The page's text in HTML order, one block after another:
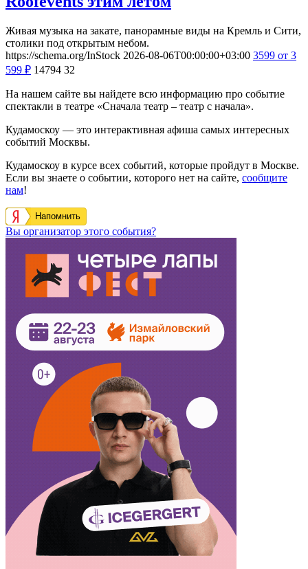
Живая музыка на закате, панорамные виды на Кремль и Сити,
столики под открытым небом.
https://schema.org/InStock 2026-08-06T00:00:00+03:00 3599 от 3
599 ₽ 14794 32
На нашем сайте вы найдете всю информацию про событие
спектакли в театре «Сначала театр – театр с начала».
Кудамоскоу — это интерактивная афиша самых интересных
событий Москвы.
Кудамоскоу в курсе всех событий, которые пройдут в Москве.
Если вы знаете о событии, которого нет на сайте, сообщите
нам!
Напомнить
Вы организатор этого события?